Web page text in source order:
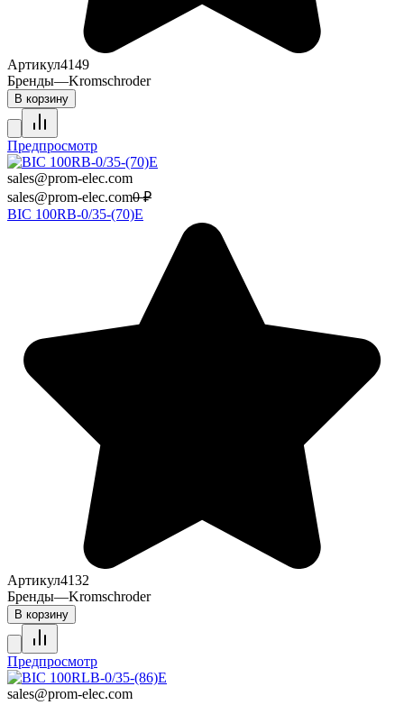
Артикул4149
Бренды—Kromschroder
В корзину
Предпросмотр
sales@prom-elec.com
sales@prom-elec.com0 ₽
BIC 100RB-0/35-(70)E
Артикул4132
Бренды—Kromschroder
В корзину
Предпросмотр
sales@prom-elec.com